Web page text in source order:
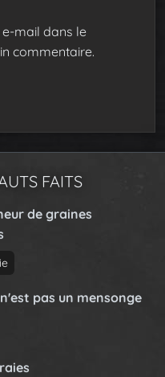
mail dans le
commentaire.
FAITS
de graines
pas un mensonge